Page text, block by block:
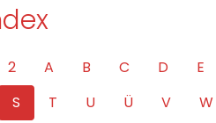
2 A B C D E
S
T U Ü V W